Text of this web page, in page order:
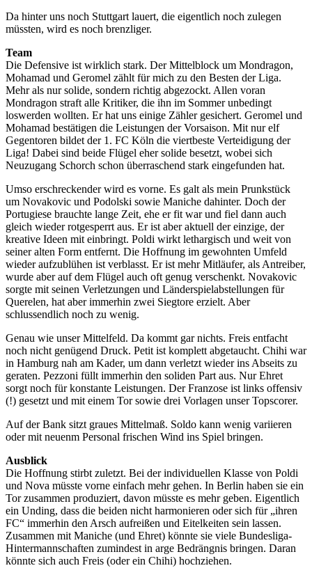
Da hinter uns noch Stuttgart lauert, die eigentlich noch zulegen
müssten, wird es noch brenzliger.
Team
Die Defensive ist wirklich stark. Der Mittelblock um Mondragon,
Mohamad und Geromel zählt für mich zu den Besten der Liga.
Mehr als nur solide, sondern richtig abgezockt. Allen voran
Mondragon straft alle Kritiker, die ihn im Sommer unbedingt
loswerden wollten. Er hat uns einige Zähler gesichert. Geromel und
Mohamad bestätigen die Leistungen der Vorsaison. Mit nur elf
Gegentoren bildet der 1. FC Köln die viertbeste Verteidigung der
Liga! Dabei sind beide Flügel eher solide besetzt, wobei sich
Neuzugang Schorch schon überraschend stark eingefunden hat.
Umso erschreckender wird es vorne. Es galt als mein Prunkstück
um Novakovic und Podolski sowie Maniche dahinter. Doch der
Portugiese brauchte lange Zeit, ehe er fit war und fiel dann auch
gleich wieder rotgesperrt aus. Er ist aber aktuell der einzige, der
kreative Ideen mit einbringt. Poldi wirkt lethargisch und weit von
seiner alten Form entfernt. Die Hoffnung im gewohnten Umfeld
wieder aufzublühen ist verblasst. Er ist mehr Mitläufer, als Antreiber,
wurde aber auf dem Flügel auch oft genug verschenkt. Novakovic
sorgte mit seinen Verletzungen und Länderspielabstellungen für
Querelen, hat aber immerhin zwei Siegtore erzielt. Aber
schlussendlich noch zu wenig.
Genau wie unser Mittelfeld. Da kommt gar nichts. Freis entfacht
noch nicht genügend Druck. Petit ist komplett abgetaucht. Chihi war
in Hamburg nah am Kader, um dann verletzt wieder ins Abseits zu
geraten. Pezzoni füllt immerhin den soliden Part aus. Nur Ehret
sorgt noch für konstante Leistungen. Der Franzose ist links offensiv
(!) gesetzt und mit einem Tor sowie drei Vorlagen unser Topscorer.
Auf der Bank sitzt graues Mittelmaß. Soldo kann wenig variieren
oder mit neuenm Personal frischen Wind ins Spiel bringen.
Ausblick
Die Hoffnung stirbt zuletzt. Bei der individuellen Klasse von Poldi
und Nova müsste vorne einfach mehr gehen. In Berlin haben sie ein
Tor zusammen produziert, davon müsste es mehr geben. Eigentlich
ein Unding, dass die beiden nicht harmonieren oder sich für „ihren
FC“ immerhin den Arsch aufreißen und Eitelkeiten sein lassen.
Zusammen mit Maniche (und Ehret) könnte sie viele Bundesliga-
Hintermannschaften zumindest in arge Bedrängnis bringen. Daran
könnte sich auch Freis (oder ein Chihi) hochziehen.